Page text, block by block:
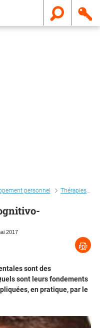
personnel Thérapies
2017
sont des
sont leurs fondements
en pratique, par le